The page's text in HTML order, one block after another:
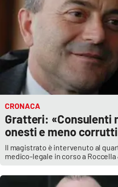
CRONACA
Gratteri: «Consulenti
onesti e meno
Il magistrato è intervenuto al
medico-legale in corso a Roccella